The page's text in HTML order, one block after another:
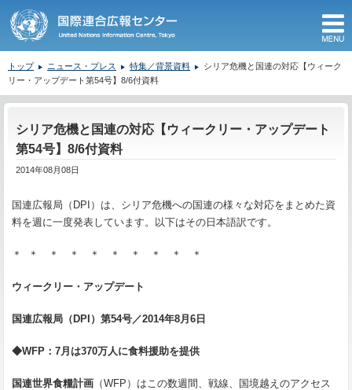
トップ ニュース・プレス 特集／背景資料
シリア危機と国連の対応【ウィーク
リー・アップデート第54号】8/6付資料
シリア危機と国連の対応【ウィークリー・アップデート
第54号】8/6付資料
2014年08月08日
国連広報局（DPI）は、シリア危機への国連の様々な対応をまとめた資
料を週に一度発表しています。以下はその日本語訳です。
＊ ＊ ＊ ＊ ＊ ＊ ＊ ＊ ＊ ＊
ウィークリー・アップデート
国連広報局（ DPI ）第54号／2014年8月 6 日
◆WFP ： 7月は370万人に食料援助を提供
国連世界食糧計画 （WFP）はこの数週間、戦線、国境越えのアクセス